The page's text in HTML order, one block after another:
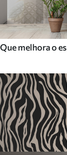
Que melhora o